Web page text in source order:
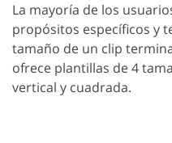
La mayoría de los
propósitos específicos y
tamaño de un clip
ofrece plantillas de 4
vertical y cuadrada.